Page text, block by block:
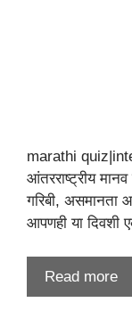
marathi
आंतरराष्ट्रीय
गरिबी, असमानता
आपणही या
Read more